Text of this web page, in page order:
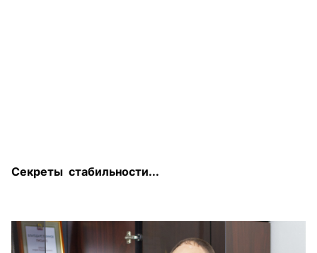
Секреты стабильности...